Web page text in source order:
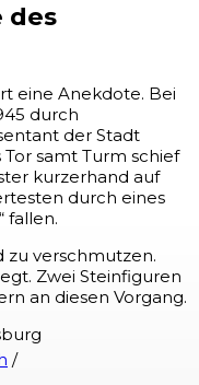
des
eine Anekdote. Bei
durch
der Stadt
samt Turm schief
kurzerhand auf
durch eines
fallen.
zu verschmutzen.
Zwei Steinfiguren
an diesen Vorgang.
/